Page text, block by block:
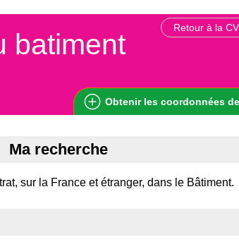
Retour à la
batiment
Obtenir les coordonnées
Ma recherche
sur la France et étranger, dans le Bâtiment.